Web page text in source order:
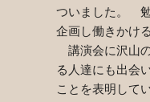
ついました。 勉
企画し働きかけ
講演会に沢山
る人達にも出会
ことを表明して